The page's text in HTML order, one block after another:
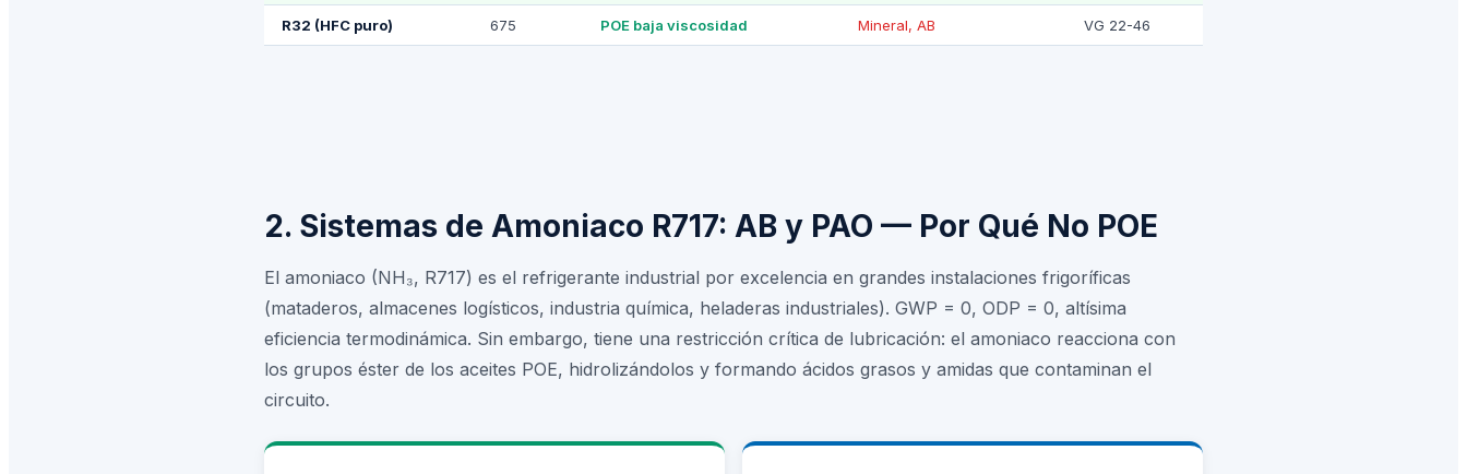
R32 (HFC puro) 675 POE baja viscosidad Mineral, AB VG 22-46
2. Sistemas de Amoniaco R717: AB y PAO — Por Qué No POE
El amoniaco (NH₃, R717) es el refrigerante industrial por excelencia en grandes instalaciones frigoríficas
(mataderos, almacenes logísticos, industria química, heladeras industriales). GWP = 0, ODP = 0, altísima
eficiencia termodinámica. Sin embargo, tiene una restricción crítica de lubricación: el amoniaco reacciona con
los grupos éster de los aceites POE, hidrolizándolos y formando ácidos grasos y amidas que contaminan el
circuito.